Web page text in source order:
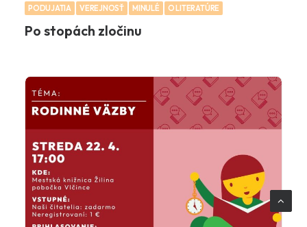
PODUJATIA VEREJNOSŤ MINULÉ O LITERATÚRE
Po stopách zločinu